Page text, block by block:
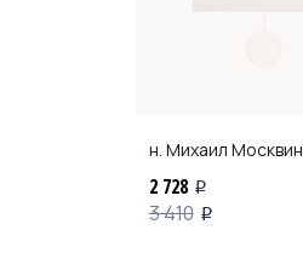
н. Михаил Москвин
2 728 i
3 410 i